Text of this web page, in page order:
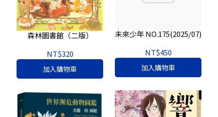
森林圖書館（二版）
NT$320
加入購物車
未來少年 NO.175(2025/07)
NT$450
加入購物車